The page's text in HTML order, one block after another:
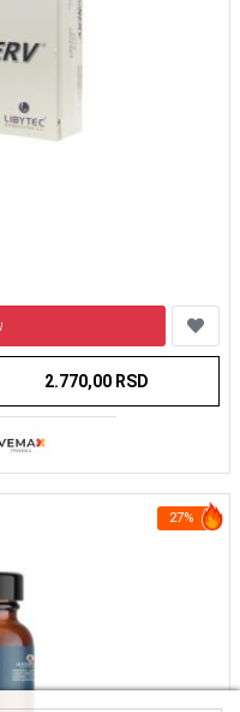
2.770,00 RSD
27%